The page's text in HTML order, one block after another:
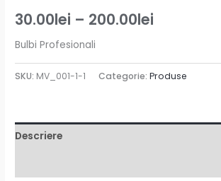
30.00lei – 200.00lei
Bulbi Profesionali
SKU: MV_001-1-1 Categorie:Produse
Descriere